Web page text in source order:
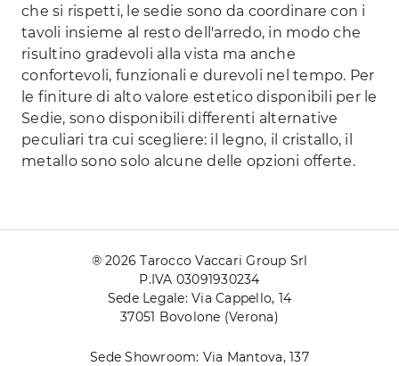
che si rispetti, le sedie sono da coordinare con i
tavoli insieme al resto dell'arredo, in modo che
risultino gradevoli alla vista ma anche
confortevoli, funzionali e durevoli nel tempo. Per
le finiture di alto valore estetico disponibili per le
Sedie, sono disponibili differenti alternative
peculiari tra cui scegliere: il legno, il cristallo, il
metallo sono solo alcune delle opzioni offerte.
® 2026 Tarocco Vaccari Group Srl
P.IVA 03091930234
Sede Legale: Via Cappello, 14
37051 Bovolone (Verona)
Sede Showroom: Via Mantova, 137